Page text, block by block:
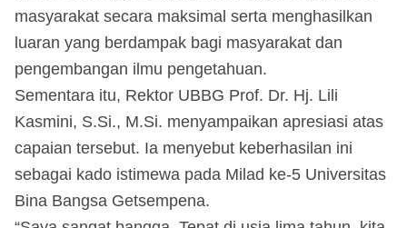
masyarakat secara maksimal serta menghasilkan
luaran yang berdampak bagi masyarakat dan
pengembangan ilmu pengetahuan.
Sementara itu, Rektor UBBG Prof. Dr. Hj. Lili
Kasmini, S.Si., M.Si. menyampaikan apresiasi atas
capaian tersebut. Ia menyebut keberhasilan ini
sebagai kado istimewa pada Milad ke-5 Universitas
Bina Bangsa Getsempena.